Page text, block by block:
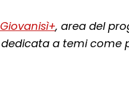
Giovanisì+, area del
a temi come